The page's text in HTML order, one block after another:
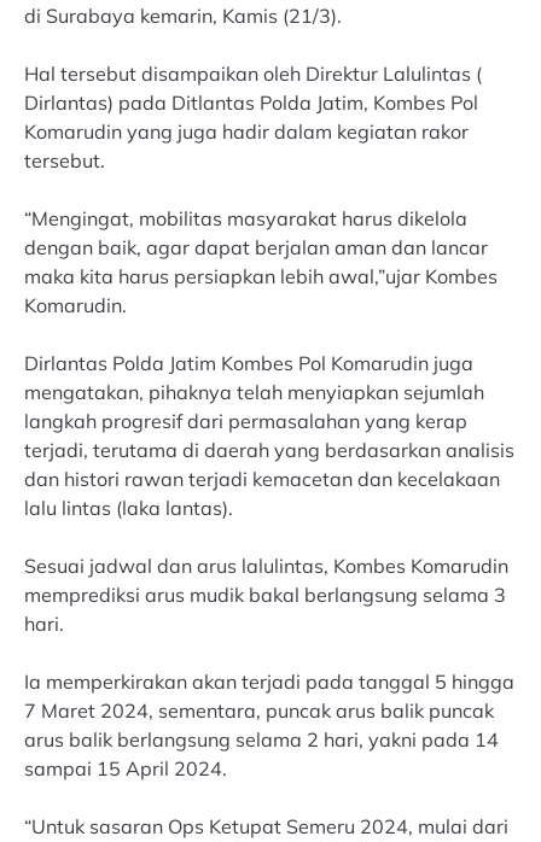
di Surabaya kemarin, Kamis (21/3).
Hal tersebut disampaikan oleh Direktur Lalulintas (
Dirlantas) pada Ditlantas Polda Jatim, Kombes Pol
Komarudin yang juga hadir dalam kegiatan rakor
tersebut.
“Mengingat, mobilitas masyarakat harus dikelola
dengan baik, agar dapat berjalan aman dan lancar
maka kita harus persiapkan lebih awal,”ujar Kombes
Komarudin.
Dirlantas Polda Jatim Kombes Pol Komarudin juga
mengatakan, pihaknya telah menyiapkan sejumlah
langkah progresif dari permasalahan yang kerap
terjadi, terutama di daerah yang berdasarkan analisis
dan histori rawan terjadi kemacetan dan kecelakaan
lalu lintas (laka lantas).
Sesuai jadwal dan arus lalulintas, Kombes Komarudin
memprediksi arus mudik bakal berlangsung selama 3
hari.
Ia memperkirakan akan terjadi pada tanggal 5 hingga
7 Maret 2024, sementara, puncak arus balik puncak
arus balik berlangsung selama 2 hari, yakni pada 14
sampai 15 April 2024.
“Untuk sasaran Ops Ketupat Semeru 2024, mulai dari